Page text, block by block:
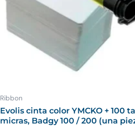
Ribbon
Evolis cinta color YMCKO + 100
micras, Badgy 100 / 200 (una